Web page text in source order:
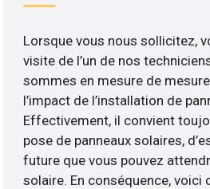
Lorsque vous nous sollicitez,
visite de l’un de nos
sommes en mesure de
l’impact de l’installation de
Effectivement, il convient
pose de panneaux solaires,
future que vous pouvez
solaire. En conséquence, voici